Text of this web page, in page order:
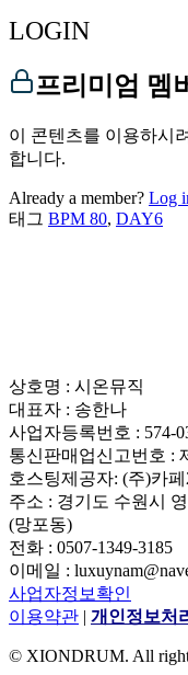
LOGIN
프리미엄 멤
이 콘텐츠를 이용하시
합니다.
Already a member? Log
태그 BPM 80, DAY6
상호명 : 시온뮤직
대표자 : 송한나
사업자등록번호 : 574-
통신판매업신고번호 :
호스팅제공자: (주)카페
주소 : 경기도 수원시
(망포동)
전화 : 0507-1349-3185
이메일 :
사업자정보확인
이용약관 | 개인정보처
© XIONDRUM. All